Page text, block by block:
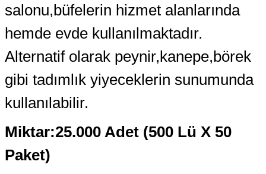
salonu,büfelerin hizmet alanlarında
hemde evde kullanılmaktadır.
Alternatif olarak peynir,kanepe,börek
gibi tadımlık yiyeceklerin sunumunda
kullanılabilir.
Miktar:25.000 Adet (500 Lü X 50
Paket)